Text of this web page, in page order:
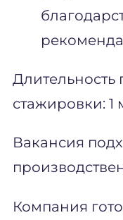
стажировки: 1
Вакансия
Компания